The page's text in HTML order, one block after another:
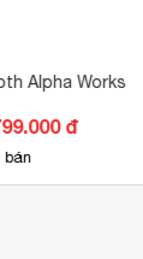
Alpha Works
đ
bán